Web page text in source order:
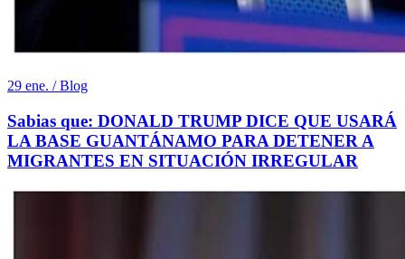
29 ene. / Blog
Sabias que: DONALD TRUMP DICE QUE USARÁ
LA BASE GUANTÁNAMO PARA DETENER A
MIGRANTES EN SITUACIÓN IRREGULAR